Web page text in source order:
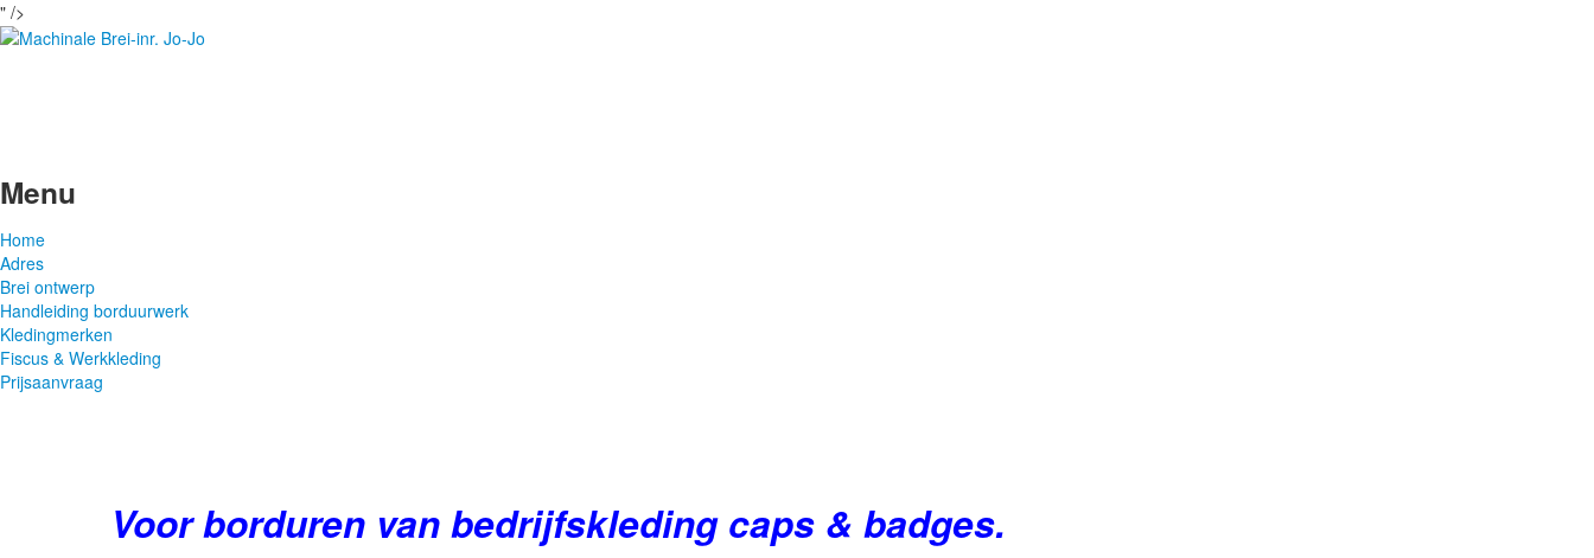
" />
Menu
Home
Adres
Brei ontwerp
Handleiding borduurwerk
Kledingmerken
Fiscus & Werkkleding
Prijsaanvraag
Voor borduren van bedrijfskleding caps & badges.